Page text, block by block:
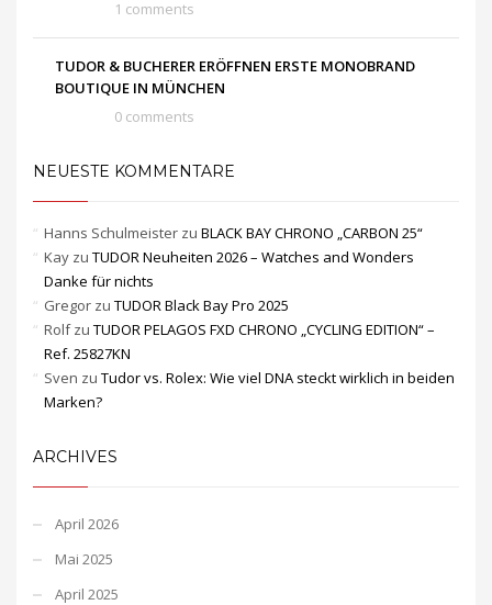
1 comments
TUDOR & BUCHERER ERÖFFNEN ERSTE MONOBRAND
BOUTIQUE IN MÜNCHEN
0 comments
NEUESTE KOMMENTARE
Hanns Schulmeister zu BLACK BAY CHRONO „CARBON 25“
Kay zu TUDOR Neuheiten 2026 – Watches and Wonders
Danke für nichts
Gregor zu TUDOR Black Bay Pro 2025
Rolfzu TUDOR PELAGOS FXD CHRONO „CYCLING EDITION“ –
Ref. 25827KN
Sven zu Tudor vs. Rolex: Wie viel DNA steckt wirklich in beiden
Marken?
ARCHIVES
April 2026
Mai 2025
April 2025